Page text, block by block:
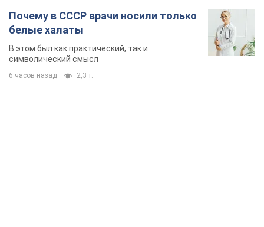
Почему в СССР врачи носили только
белые халаты
В этом был как практический, так и
символический смысл
6 часов назад 2,3 т.